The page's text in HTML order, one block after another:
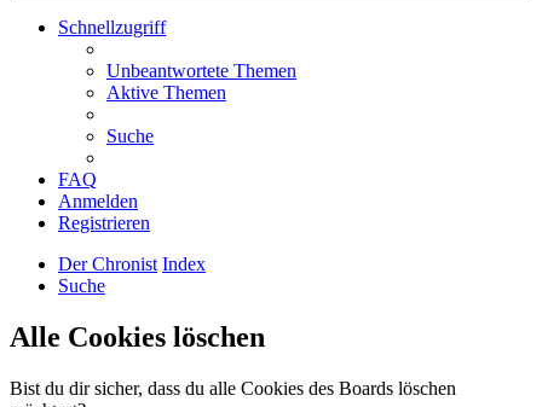
Schnellzugriff
Unbeantwortete Themen
Aktive Themen
Suche
FAQ
Anmelden
Registrieren
Der Chronist Index
Suche
Alle Cookies löschen
Bist du dir sicher, dass du alle Cookies des Boards löschen